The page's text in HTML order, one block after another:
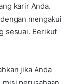
karir Anda.
mengakui
sesuai. Berikut
jika Anda